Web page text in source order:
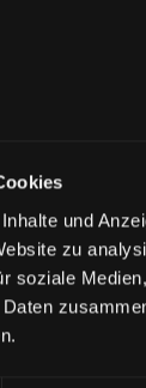
und
zu
soziale
Teil des